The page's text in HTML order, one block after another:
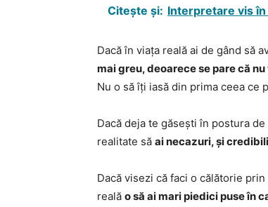
Citește și: Interpretare vis
Dacă în viața reală ai de gând să
mai greu, deoarece se pare că
Nu o să îți iasă din prima ceea ce
Dacă deja te găsești în postura
realitate să ai necazuri, și
Dacă visezi că faci o călătorie
reală o să ai mari piedici puse în